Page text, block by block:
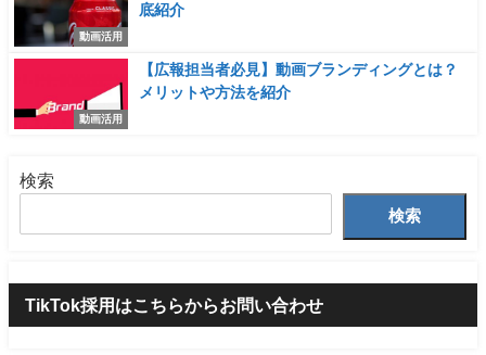
動画活用
底紹介
動画活用
【広報担当者必見】動画ブランディングとは？
メリットや方法を紹介
検索
検索
TikTok採用はこちらからお問い合わせ